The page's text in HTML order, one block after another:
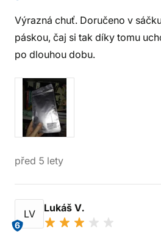
Výrazná chuť. Doručeno v
páskou, čaj si tak díky tomu
po dlouhou dobu.
před 5 lety
LV
6
Lukáš V.